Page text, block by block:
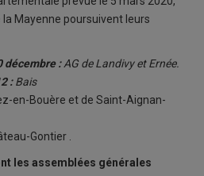
Mayenne poursuivent leurs
décembre :AG de Landivy et Ernée.
:Bais
en-Bouère et de Saint-Aignan-
Gontier .
les assemblées générales